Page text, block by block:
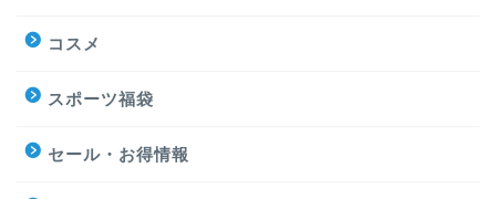
コスメ
スポーツ福袋
セール・お得情報